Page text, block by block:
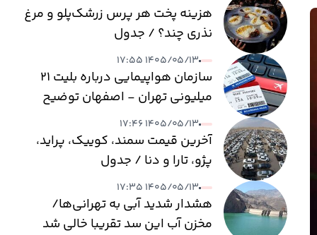
هزینه پخت هر پرس زرشک‌پلو و مرغ
نذری چند؟ / جدول
۱۴۰۵/۰۵/۱۳ ۱۷:۵۵
سازمان هواپیمایی درباره بلیت ۲۱
میلیونی تهران - اصفهان توضیح
داد۱۴۰۵/۰۵/۱۳ ۱۷:۴۶
آخرین قیمت سمند، کوییک، پراید،
پژو، تارا و دنا / جدول
۱۴۰۵/۰۵/۱۳ ۱۷:۳۵
هشدار شدید آبی به تهرانی‌ها/
مخزن آب این سد تقریبا خالی شد